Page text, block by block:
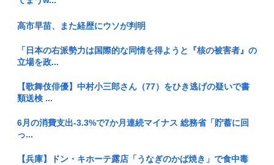
高市早苗、また経歴にウソが判明
「日本の右派勢力は国際的な同情を得ようと『核の被害者』の
立場を政...
【歌舞伎俳優】中村小三郎さん（77）をひき逃げの疑いで書
類送検 ...
6月の消費支出-3.3%で7か月連続マイナス 総務省「貯蓄に回
っ...
【兵庫】ドン・キホーテ露店「うなぎのかば焼き」で食中毒